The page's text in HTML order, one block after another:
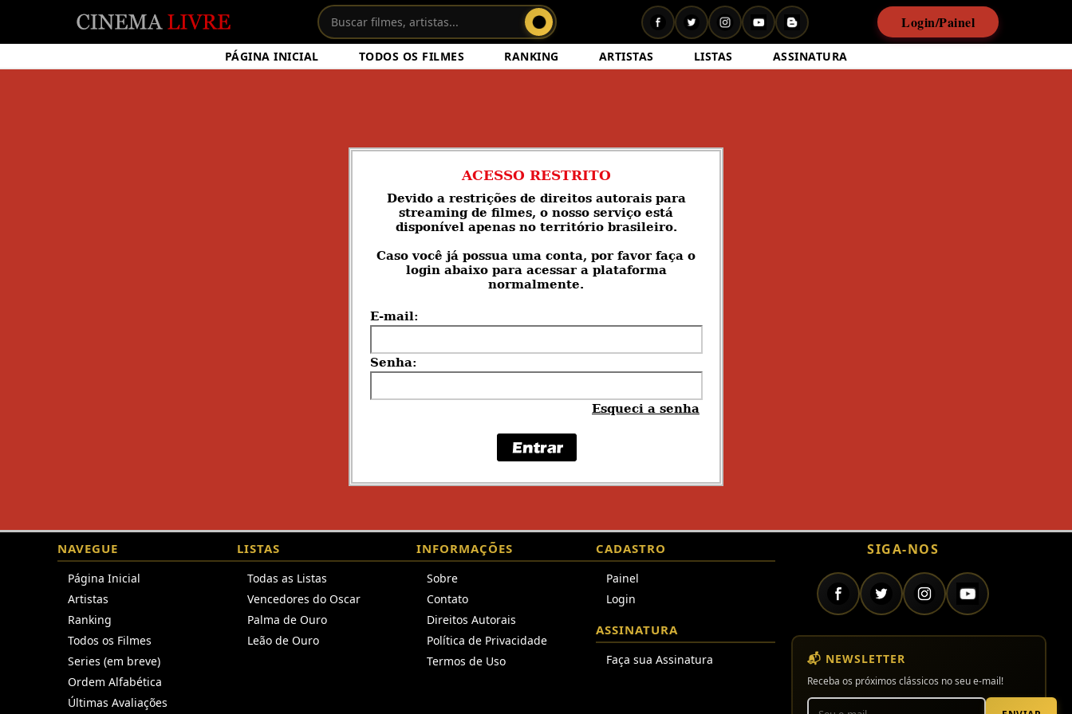
Login/Painel
PÁGINA INICIAL TODOS OS FILMES RANKING ARTISTAS LISTAS ASSINATURA
ACESSO RESTRITO
Devido a restrições de direitos autorais para
streaming de filmes, o nosso serviço está
disponível apenas no território brasileiro.
Caso você já possua uma conta, por favor faça o
login abaixo para acessar a plataforma
normalmente.
E-mail:
Senha:
Esqueci a senha
NAVEGUE
Página Inicial
Artistas
Ranking
Todos os Filmes
Series (em breve)
Ordem Alfabética
Últimas Avaliações
LISTAS
Todas as Listas
Vencedores do Oscar
Palma de Ouro
Leão de Ouro
INFORMAÇÕES
Sobre
Contato
Direitos Autorais
Política de Privacidade
Termos de Uso
CADASTRO
Painel
Login
ASSINATURA
Faça sua Assinatura
SIGA-NOS
📬 NEWSLETTER
Receba os próximos clássicos no seu e-mail!